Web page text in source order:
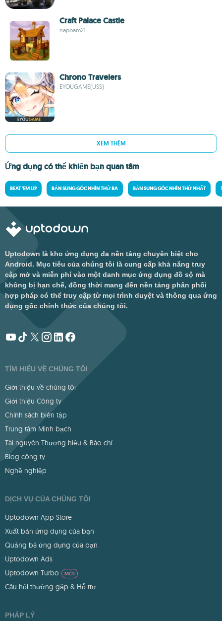
Craft Palace Castle
napoam21
Chrono Travelers
EYOUGAME(USS)
XEM THÊM
Ứng dụng có thể khiến bạn quan tâm
BEAT 'EM UP BẮN SÚNG GÓC NHÌN THỨ BA BẮN SÚNG GÓC NHÌN THỨ NHẤT
Uptodown là kho ứng dụng đa nền tảng chuyên biệt cho
Android. Mục tiêu của chúng tôi là cung cấp khả năng truy
cập mở và miễn phí vào một danh mục ứng dụng đồ sộ mà
không bị hạn chế, đồng thời mang đến nền tảng phân phối
hợp pháp có thể truy cập từ mọi trình duyệt và thông qua ứng
dụng gốc chính thức của chúng tôi.
TÌM HIỂU VỀ CHÚNG TÔI
Giới thiệu về chúng tôi
Giới thiệu Công ty
Chính sách biên tập
Trung tâm Minh bạch
Tài nguyên Thương hiệu & Báo chí
Blog công ty
Nghề nghiệp
DỊCH VỤ CỦA CHÚNG TÔI
Uptodown App Store
Xuất bản ứng dụng của bạn
Quảng bá ứng dụng của bạn
Uptodown Ads
Uptodown Turbo
MỚI
Câu hỏi thường gặp & Hỗ trợ
PHÁP LÝ